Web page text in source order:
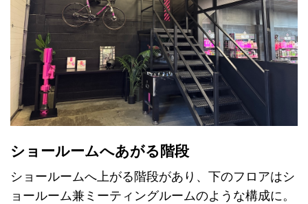
ショールームへあがる階段
ショールームへ上がる階段があり、下のフロアはシ
ョールーム兼ミーティングルームのような構成に。